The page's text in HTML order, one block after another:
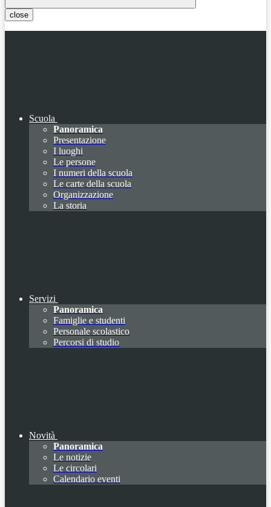
close
Scuola
Panoramica
Presentazione
I luoghi
Le persone
I numeri della scuola
Le carte della scuola
Organizzazione
La storia
Servizi
Panoramica
Famiglie e studenti
Personale scolastico
Percorsi di studio
Novità
Panoramica
Le notizie
Le circolari
Calendario eventi